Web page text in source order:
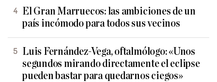
El Gran Marruecos: las ambiciones de un
país incómodo para todos sus vecinos
Luis Fernández-Vega, oftalmólogo: «Unos
segundos mirando directamente el eclipse
pueden bastar para quedarnos ciegos»